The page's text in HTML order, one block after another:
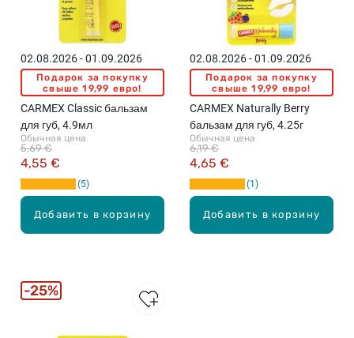
Добавить в корзину
02.08.2026 - 01.09.2026
Подарок за покупку
свыше 19,99 евро!
CARMEX Classic бальзам
для губ, 4.9мл
Обычная цена
4,55 €
5,69 €
5
Добавить в корзину
02.08.2026 - 01.09.2026
Подарок за покупку
свыше 19,99 евро!
CARMEX Naturally Berry
бальзам для губ, 4.25г
Обычная цена
4,65 €
6,19 €
1
25%